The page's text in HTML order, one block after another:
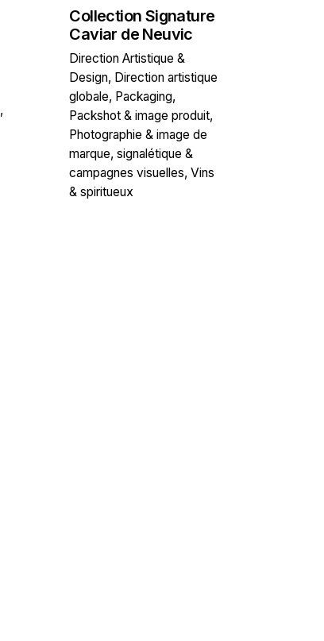
Collection Signature
Caviar de Neuvic
Direction Artistique &
Design Direction artistique
globale Packaging
Packshot & image produit
Photographie & image de
marque signalétique &
campagnes visuelles Vins
& spiritueux